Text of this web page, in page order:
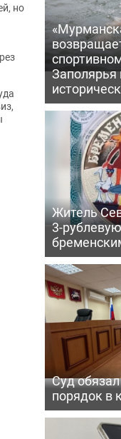
Заполярья
Житель
3-
Суд
порядок в
но